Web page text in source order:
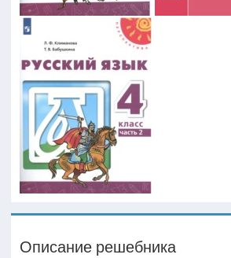
Описание решебника